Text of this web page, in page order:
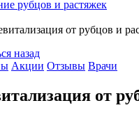
рубцов и растяжек
от рубцов и
назад
Акции Отзывы Врачи
от